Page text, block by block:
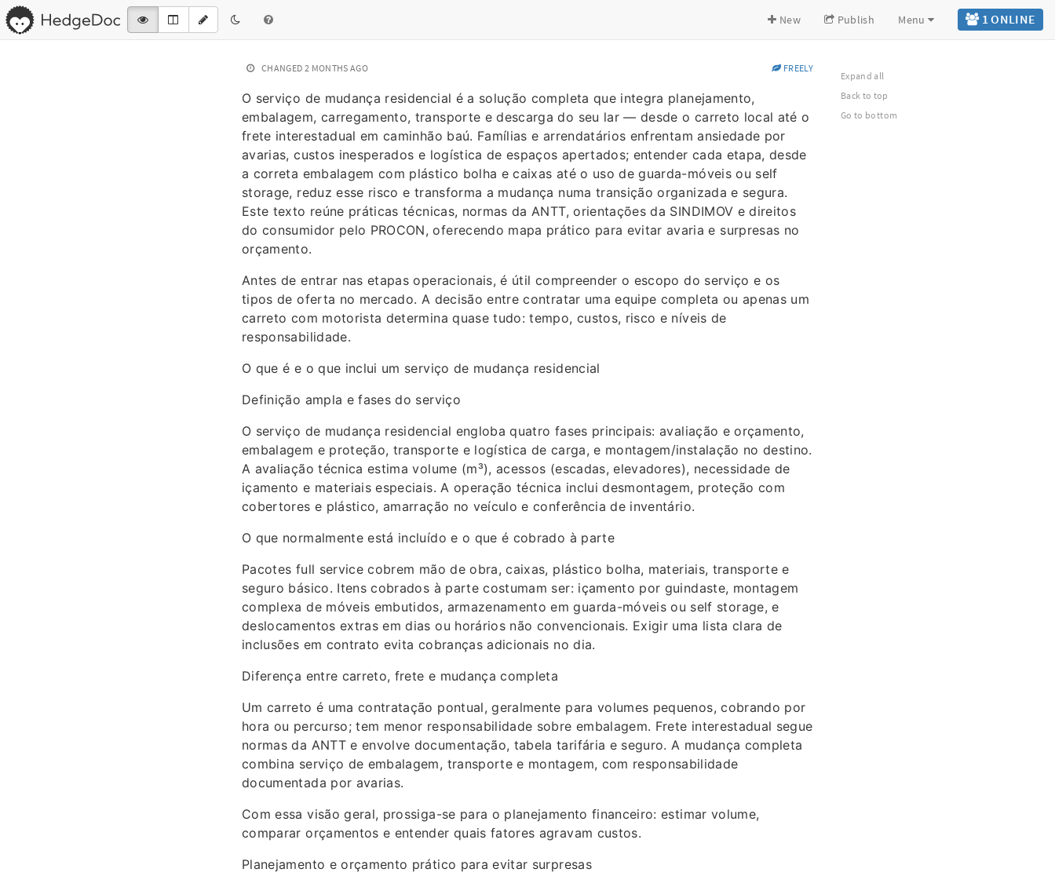
1 ONLINE
New Publish Menu
CHANGED 2 MONTHS AGO FREELY
O serviço de mudança residencial é a solução completa que integra planejamento,
embalagem, carregamento, transporte e descarga do seu lar — desde o carreto local até o
frete interestadual em caminhão baú. Famílias e arrendatários enfrentam ansiedade por
avarias, custos inesperados e logística de espaços apertados; entender cada etapa, desde
a correta embalagem com plástico bolha e caixas até o uso de guarda-móveis ou self
storage, reduz esse risco e transforma a mudança numa transição organizada e segura.
Este texto reúne práticas técnicas, normas da ANTT, orientações da SINDIMOV e direitos
do consumidor pelo PROCON, oferecendo mapa prático para evitar avaria e surpresas no
orçamento.
Antes de entrar nas etapas operacionais, é útil compreender o escopo do serviço e os
tipos de oferta no mercado. A decisão entre contratar uma equipe completa ou apenas um
carreto com motorista determina quase tudo: tempo, custos, risco e níveis de
responsabilidade.
O que é e o que inclui um serviço de mudança residencial
Definição ampla e fases do serviço
O serviço de mudança residencial engloba quatro fases principais: avaliação e orçamento,
embalagem e proteção, transporte e logística de carga, e montagem/instalação no destino.
A avaliação técnica estima volume (m³), acessos (escadas, elevadores), necessidade de
içamento e materiais especiais. A operação técnica inclui desmontagem, proteção com
cobertores e plástico, amarração no veículo e conferência de inventário.
O que normalmente está incluído e o que é cobrado à parte
Pacotes full service cobrem mão de obra, caixas, plástico bolha, materiais, transporte e
seguro básico. Itens cobrados à parte costumam ser: içamento por guindaste, montagem
complexa de móveis embutidos, armazenamento em guarda-móveis ou self storage, e
deslocamentos extras em dias ou horários não convencionais. Exigir uma lista clara de
inclusões em contrato evita cobranças adicionais no dia.
Diferença entre carreto, frete e mudança completa
Um carreto é uma contratação pontual, geralmente para volumes pequenos, cobrando por
hora ou percurso; tem menor responsabilidade sobre embalagem. Frete interestadual segue
normas da ANTT e envolve documentação, tabela tarifária e seguro. A mudança completa
combina serviço de embalagem, transporte e montagem, com responsabilidade
documentada por avarias.
Com essa visão geral, prossiga-se para o planejamento financeiro: estimar volume,
comparar orçamentos e entender quais fatores agravam custos.
Planejamento e orçamento prático para evitar surpresas
Expand all
Back to top
Go to bottom